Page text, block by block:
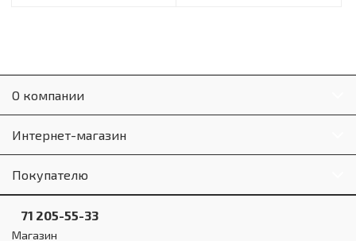
О компании
Интернет-магазин
Покупателю
71 205-55-33
Магазин